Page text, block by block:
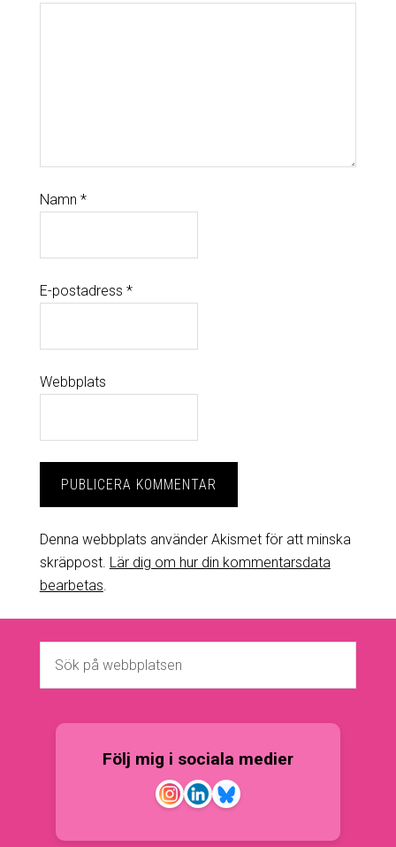
Namn *
E-postadress *
Webbplats
Denna webbplats använder Akismet för att minska
skräppost. Lär dig om hur din kommentarsdata
bearbetas
Följ mig i sociala medier